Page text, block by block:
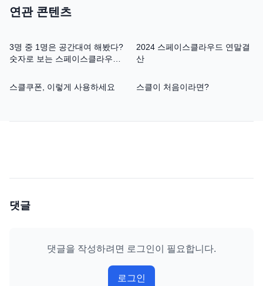
연관 콘텐츠
3명 중 1명은 공간대여 해봤다?
숫자로 보는 스페이스클라우드
2024 스페이스클라우드 연말결
산
스클쿠폰, 이렇게 사용하세요 스클이 처음이라면?
댓글
댓글을 작성하려면 로그인이 필요합니다.
로그인